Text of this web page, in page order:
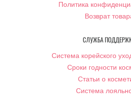
Политика
Возврат
СЛУЖБА
Система корейского
Сроки годности
Статьи о
Система